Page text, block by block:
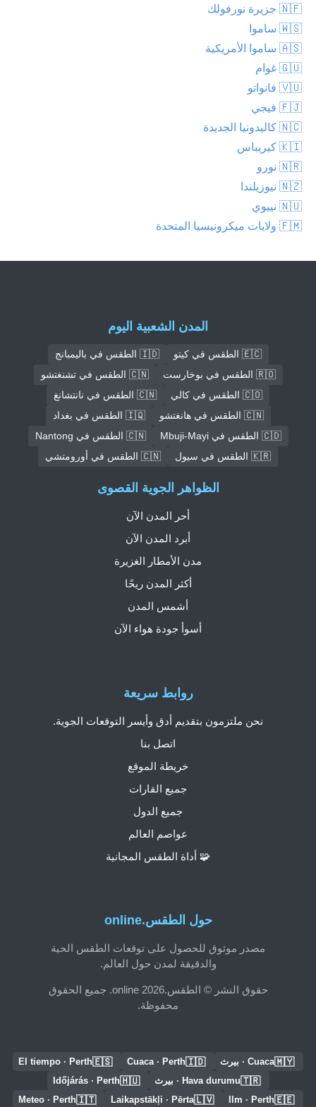
🇳🇫 جزيرة نورفولك
🇼🇸 ساموا
🇦🇸 ساموا الأمريكية
🇬🇺 غوام
🇻🇺 فانواتو
🇫🇯 فيجي
🇳🇨 كاليدونيا الجديدة
🇰🇮 كيريباس
🇳🇷 نورو
🇳🇿 نيوزيلندا
🇳🇺 نييوي
🇫🇲 ولايات ميكرونيسيا المتحدة
المدن الشعبية اليوم
🇪🇨 الطقس في كيتو
🇮🇩 الطقس في باليمبانج
🇷🇴 الطقس في بوخارست
🇨🇳 الطقس في تشنغتشو
🇨🇴 الطقس في كالي
🇨🇳 الطقس في نانتشانغ
🇨🇳 الطقس في هانغتشو
🇮🇶 الطقس في بغداد
🇨🇩 الطقس في Mbuji-Mayi
🇨🇳 الطقس في Nantong
🇰🇷 الطقس في سيول
🇨🇳 الطقس في أورومتشي
حول الطقس.online
مصدر موثوق للحصول على توقعات الطقس الحية
والدقيقة لمدن حول العالم.
حقوق النشر © الطقس.online 2026. جميع الحقوق
محفوظة.
روابط سريعة
نحن ملتزمون بتقديم أدق وأيسر التوقعات الجوية.
اتصل بنا
خريطة الموقع
جميع القارات
جميع الدول
عواصم العالم
🧩 أداة الطقس المجانية
الظواهر الجوية القصوى
أحر المدن الآن
أبرد المدن الآن
مدن الأمطار الغزيرة
أكثر المدن ريحًا
أشمس المدن
أسوأ جودة هواء الآن
🇲🇾Cuaca · بيرث 🇮🇩
Cuaca · Perth
🇪🇸
El tiempo · Perth
🇹🇷Hava durumu · بيرث 🇭🇺
Időjárás · Perth
🇪🇪
Ilm · Perth
🇱🇻
Laikapstākļi · Pērta
🇮🇹
Meteo · Perth